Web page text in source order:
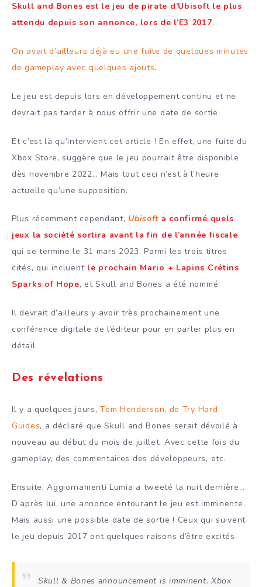
Skull and Bones est le jeu de pirate d’Ubisoft le plus
attendu depuis son annonce, lors de l’E3 2017.
On avait d’ailleurs déjà eu une fuite de quelques minutes
de gameplay avec quelques ajouts.
Le jeu est depuis lors en développement continu et ne
devrait pas tarder à nous offrir une date de sortie.
Et c’est là qu’intervient cet article ! En effet, une fuite du
Xbox Store, suggère que le jeu pourrait être disponible
dès novembre 2022… Mais tout ceci n’est à l’heure
actuelle qu’une supposition.
Plus récemment cependant, Ubisoft a confirmé quels
jeux la société sortira avant la fin de l’année fiscale,
qui se termine le 31 mars 2023. Parmi les trois titres
cités, qui incluent le prochain Mario + Lapins Crétins
Sparks of Hope, et Skull and Bones a été nommé.
Il devrait d’ailleurs y avoir très prochainement une
conférence digitale de l’éditeur pour en parler plus en
détail.
Des révelations
Il y a quelques jours,Tom Henderson, de Try Hard
Guides, a déclaré que Skull and Bones serait dévoilé à
nouveau au début du mois de juillet. Avec cette fois du
gameplay, des commentaires des développeurs, etc.
Ensuite, Aggiornamenti Lumia a tweeté la nuit dernière…
D’après lui, une annonce entourant le jeu est imminente.
Mais aussi une possible date de sortie ! Ceux qui suivent
le jeu depuis 2017 ont quelques raisons d’être excités.
Skull & Bones announcement is imminent. Xbox